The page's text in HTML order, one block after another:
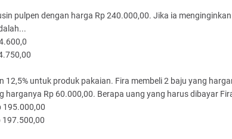
pulpen dengan harga Rp 240.000,00. Jika ia
12,5% untuk produk pakaian. Fira membeli 2 baju yang
harganya Rp 60.000,00. Berapa uang yang harus dibayar